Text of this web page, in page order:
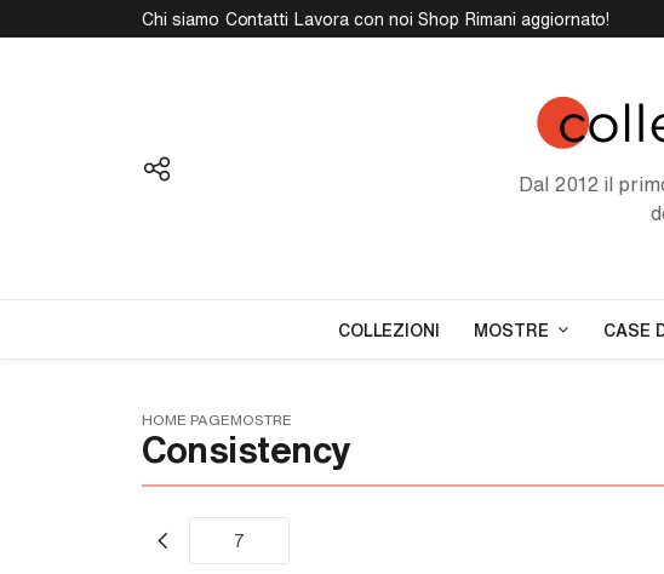
Chi siamo Contatti Lavora con noi Shop Rimani aggiornato!
Dal 2012 il
COLLEZIONI MOSTRE CASE
HOME PAGEMOSTRE
Consistency